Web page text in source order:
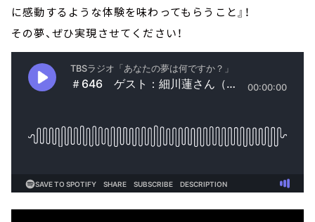
に感動するような体験を味わってもらうこと』！
その夢、ぜひ実現させてください！